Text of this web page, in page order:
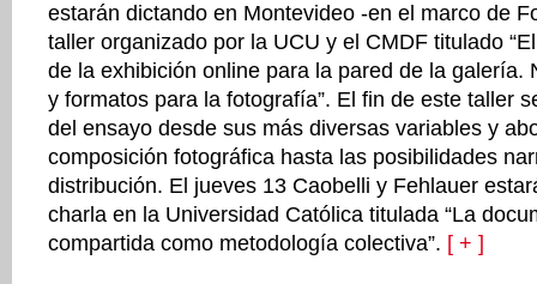
estarán dictando en Montevideo -en el marco de
taller organizado por la UCU y el CMDF titulado
de la exhibición online para la pared de la galería.
y formatos para la fotografía”. El fin de este taller
del ensayo desde sus más diversas variables y
composición fotográfica hasta las posibilidades
distribución. El jueves 13 Caobelli y Fehlauer
charla en la Universidad Católica titulada “La
compartida como metodología colectiva”. [ + ]